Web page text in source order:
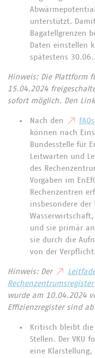
unterstützt.
Bagatellgrenzen
Daten einstellen
spätestens
Hinweis: Die Plattform
15.04.2024
sofort möglich. Den
Nach den
können nach
Bundesstelle für
Leitwarten und
des
Vorgaben im
Rechenzentren
insbesondere
und sie primär
sie durch die
von der
Hinweis: Der
Rechenzentrumsregister
wurde am 10.04.2024
Effizienzregister sind
Kritisch bleibt
Stellen. Der VKU
eine